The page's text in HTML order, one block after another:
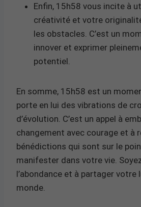
Enfin, 15h58 vous incite à
créativité et votre
les obstacles. C’est un
innover et exprimer
potentiel.
En somme, 15h58 est un
porte en lui des vibrations de
d’évolution. C’est un appel à
changement avec courage et à
bénédictions qui sont sur le
manifester dans votre vie.
l’abondance et à partager votre
monde.